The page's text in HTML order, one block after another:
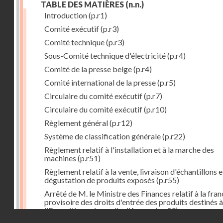
TABLE DES MATIÈRES (n.n.)
Introduction(p.r1)
Comité exécutif(p.r3)
Comité technique(p.r3)
Sous-Comité technique d'électricité(p.r4)
Comité de la presse belge(p.r4)
Comité international de la presse(p.r5)
Circulaire du comité exécutif(p.r7)
Circulaire du comité exécutif(p.r10)
Règlement général(p.r12)
Système de classification générale(p.r22)
Règlement relatif à l'installation et à la marche des
machines (p.r51)
Règlement relatif à la vente, livraison d'échantillons
dégustation de produits exposés (p.r55)
Arrêté de M. le Ministre des Finances relatif à la
provisoire des droits d'entrée des produits destinés à
l'Exposition universelle d'Anvers(p.r59)